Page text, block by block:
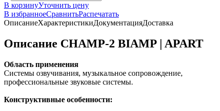
В корзинуУточнить цену
В избранноеСравнитьРаспечатать
ОписаниеХарактеристикиДокументацияДоставка
Описание CHAMP-2 BIAMP | APART
Область применения
Системы озвучивания, музыкальное сопровождение,
профессиональные звуковые системы.
Конструктивные особенности: